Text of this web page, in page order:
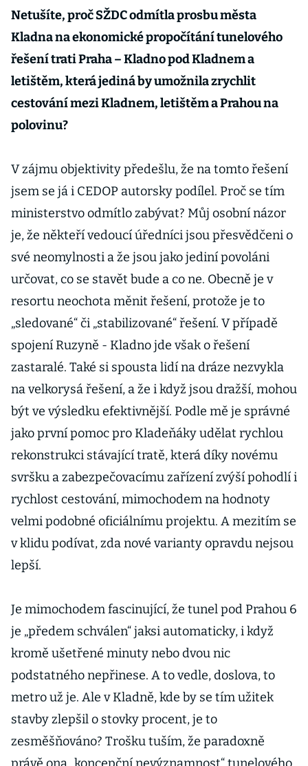
"oblud" na
českých
Netušíte, proč SŽDC odmítla prosbu města
Kladna na ekonomické propočítání tunelového
řešení trati Praha – Kladno pod Kladnem a
letištěm, která jediná by umožnila zrychlit
cestování mezi Kladnem, letištěm a Prahou na
polovinu?
V zájmu objektivity předešlu, že na tomto řešení
jsem se já i CEDOP autorsky podílel. Proč se tím
ministerstvo odmítlo zabývat? Můj osobní názor
je, že někteří vedoucí úředníci jsou přesvědčeni o
své neomylnosti a že jsou jako jediní povoláni
určovat, co se stavět bude a co ne. Obecně je v
resortu neochota měnit řešení, protože je to
„sledované“ či „stabilizované“ řešení. V případě
spojení Ruzyně - Kladno jde však o řešení
zastaralé. Také si spousta lidí na dráze nezvykla
na velkorysá řešení, a že i když jsou dražší, mohou
být ve výsledku efektivnější. Podle mě je správné
jako první pomoc pro Kladeňáky udělat rychlou
rekonstrukci stávající tratě, která díky novému
svršku a zabezpečovacímu zařízení zvýší pohodlí i
rychlost cestování, mimochodem na hodnoty
velmi podobné oficiálnímu projektu. A mezitím se
v klidu podívat, zda nové varianty opravdu nejsou
lepší.
Je mimochodem fascinující, že tunel pod Prahou 6
je „předem schválen“ jaksi automaticky, i když
kromě ušetřené minuty nebo dvou nic
podstatného nepřinese. A to vedle, doslova, to
metro už je. Ale v Kladně, kde by se tím užitek
stavby zlepšil o stovky procent, je to
zesměšňováno? Trošku tuším, že paradoxně